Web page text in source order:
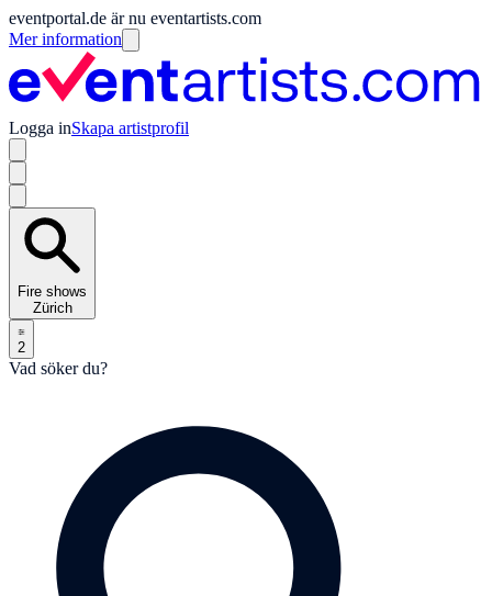
eventportal.de är nu eventartists.com
Mer information
Logga inSkapa artistprofil
Fire shows
Zürich
2
Vad söker du?